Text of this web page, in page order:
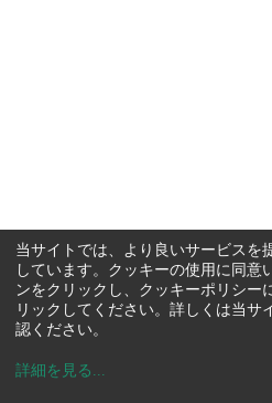
当サイトでは、より良いサービスを
しています。クッキーの使用に同意
ンをクリックし、クッキーポリシー
リックしてください。詳しくは当サ
認ください。
詳細を見る ...